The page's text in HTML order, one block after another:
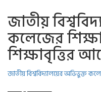
জাতীয়
কলেজের
শিক্ষাবৃত্তির
জাতীয় বিশ্ববিদ্যালয়ের অভিভুক্ত